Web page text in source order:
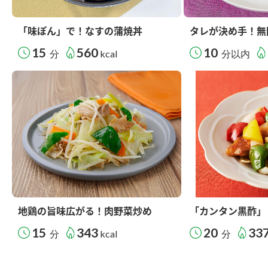
「味ぽん」で！なすの蒲焼丼
15 分 560 kcal
タレが決め手！
10 分以内
地鶏の旨味広がる！肉野菜炒め
15 分 343 kcal
「カンタン黒酢
20 分